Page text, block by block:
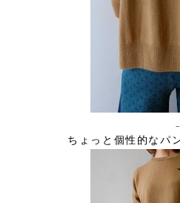
ちょっと個性的なパ